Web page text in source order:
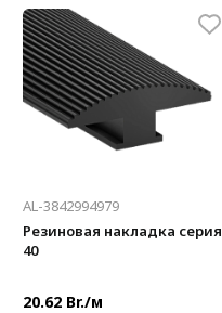
Стандартная длина,
мм:
2000
Масса, кг/шт:
AL-3842994979
Резиновая накладка серия
40
20.62 Br./м